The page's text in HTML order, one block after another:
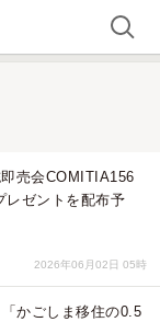
売会COMITIA156
レゼントを配布予
2026年06月02日 05時
かごしま移住の0.5